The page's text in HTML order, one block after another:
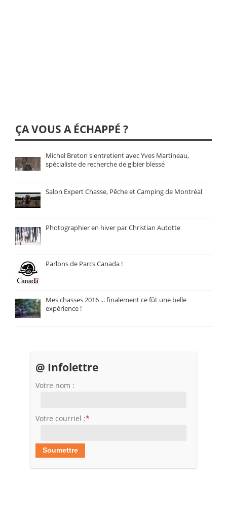
ÇA VOUS A ÉCHAPPÉ ?
Michel Breton s'entretient avec Yves Martineau,
spécialiste de recherche de gibier blessé
Salon Expert Chasse, Pêche et Camping de Montréal
Photographier en hiver par Christian Autotte
Parlons de Parcs Canada !
Mes chasses 2016 ... finalement ce fût une belle
expérience !
@ Infolettre
Votre nom :
Votre courriel :*